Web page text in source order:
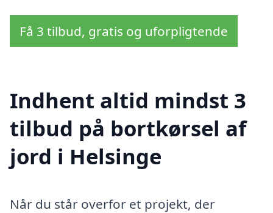
Få 3 tilbud, gratis og uforpligtende
Indhent altid mindst 3
tilbud på bortkørsel af
jord i Helsinge
Når du står overfor et projekt, der